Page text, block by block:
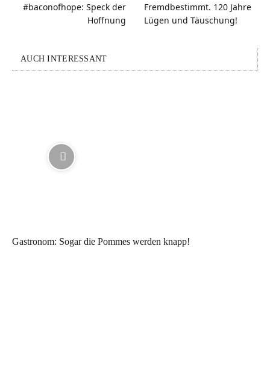
#baconofhope: Speck der
Hoffnung
Fremdbestimmt. 120 Jahre
Lügen und Täuschung!
AUCH INTERESSANT
Gastronom: Sogar die Pommes werden knapp!